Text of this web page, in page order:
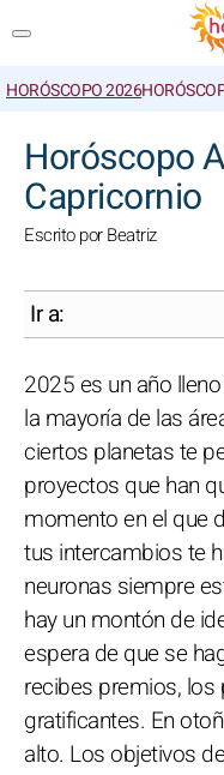
HORÓSCOPO 2026
Horóscopo
Capricornio
Escrito por Beatriz
Ir a:
2025 es un año
la mayoría de las
ciertos planetas te
proyectos que han
momento en el que
tus intercambios te
neuronas siempre
hay un montón de
espera de que se
recibes premios,
gratificantes. En
alto. Los objetivos